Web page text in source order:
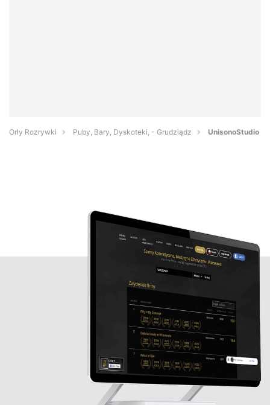
Orły Rozrywki Puby, Bary, Dyskoteki, - Grudziądz UnisonoStudio